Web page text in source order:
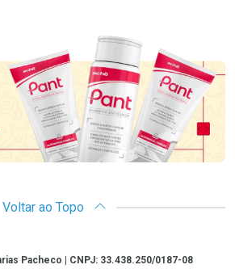
Voltar ao Topo
Pacheco | CNPJ: 33.438.250/0187-08